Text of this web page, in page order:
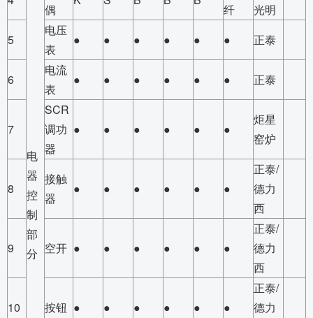
电
器
控
制
部
分
偶
纤
光明
5
电压
表
● ● ● ● ● ● 正泰
6
电流
表
● ● ● ● ● ● 正泰
7
SCR
调功
器
● ● ● ● ● ●
炬星
窑炉
8
接触
器
● ● ● ● ● ●
正泰/
德力
西
9 空开 ● ● ● ● ● ●
正泰/
德力
西
10 按钮 ● ● ● ● ● ●
正泰/
德力